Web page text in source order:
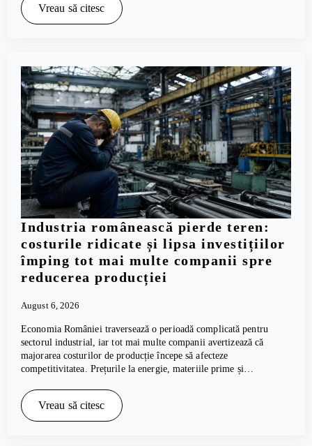
Vreau să citesc
Industria românească pierde teren:
costurile ridicate și lipsa investițiilor
împing tot mai multe companii spre
reducerea producției
August 6, 2026
Economia României traversează o perioadă complicată pentru
sectorul industrial, iar tot mai multe companii avertizează că
majorarea costurilor de producție începe să afecteze
competitivitatea. Prețurile la energie, materiile prime și…
Vreau să citesc